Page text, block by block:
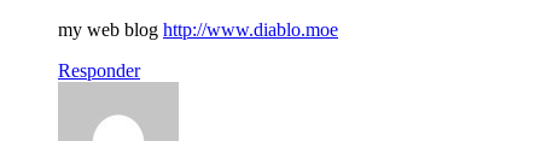
my web blog http://www.diablo.moe
Responder